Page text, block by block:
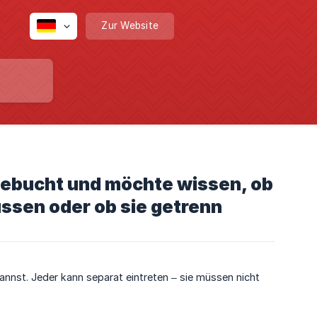
Zur Website
und möchte wissen, ob
oder ob sie getrenn
Jeder kann separat eintreten – sie müssen nicht